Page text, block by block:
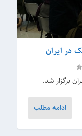
ایران
برگزار شد.
ادامه مطلب